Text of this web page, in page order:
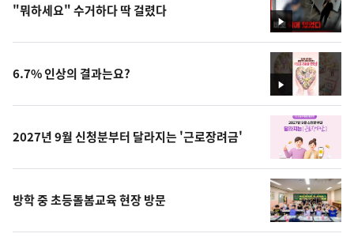
영
상
"뭐하세요" 수거하다 딱 걸렸다
영
상
6.7% 인상의 결과는요?
2027년 9월 신청분부터 달라지는 '근로장려금'
방학 중 초등돌봄교육 현장 방문